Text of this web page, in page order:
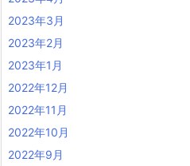
2023年3月
2023年2月
2023年1月
2022年12月
2022年11月
2022年10月
2022年9月